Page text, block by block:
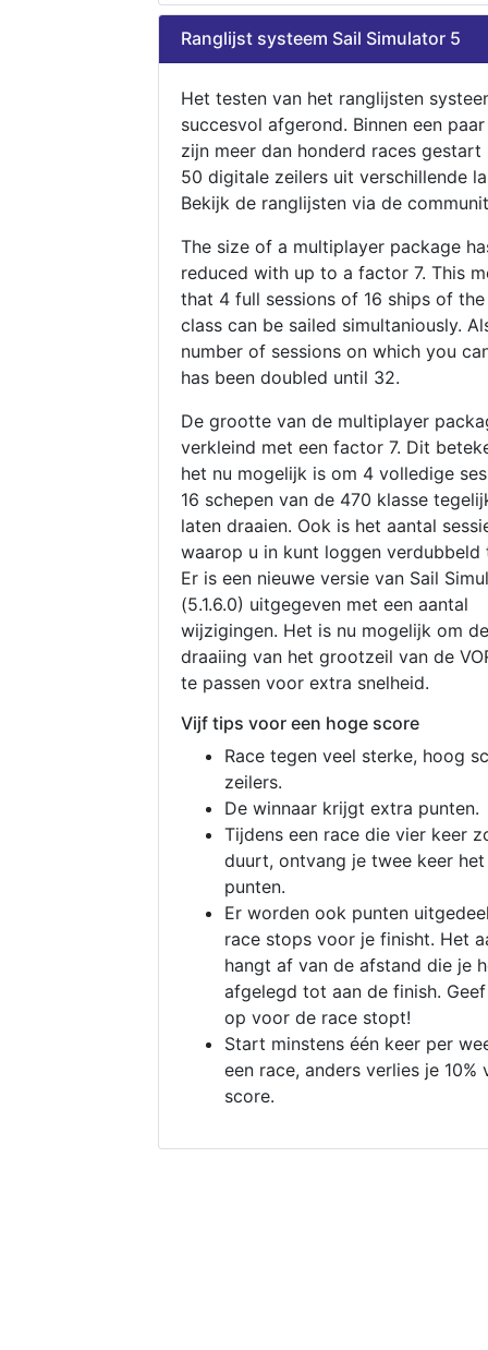
Ranglijst systeem Sail Simulator 5
Het testen van het ranglijsten
succesvol afgerond. Binnen een
zijn meer dan honderd races gestart
50 digitale zeilers uit verschillende
Bekijk de ranglijsten via de
The size of a multiplayer package
reduced with up to a factor 7. This
that 4 full sessions of 16 ships of
class can be sailed simultaniously.
number of sessions on which you
has been doubled until 32.
De grootte van de multiplayer
verkleind met een factor 7. Dit
het nu mogelijk is om 4 volledige
16 schepen van de 470 klasse
laten draaien. Ook is het aantal
waarop u in kunt loggen verdubbeld
Er is een nieuwe versie van Sail
(5.1.6.0) uitgegeven met een aantal
wijzigingen. Het is nu mogelijk om de
draaiing van het grootzeil van de
te passen voor extra snelheid.
Vijf tips voor een hoge score
Race tegen veel sterke, hoog
zeilers.
De winnaar krijgt extra punten.
Tijdens een race die vier keer
duurt, ontvang je twee keer
punten.
Er worden ook punten
race stops voor je finisht. Het
hangt af van de afstand die je
afgelegd tot aan de finish.
op voor de race stopt!
Start minstens één keer per
een race, anders verlies je 10%
score.